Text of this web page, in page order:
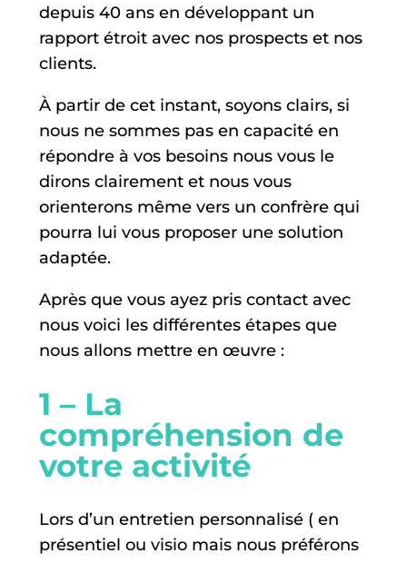
depuis 40 ans en développant un
rapport étroit avec nos prospects et nos
clients.
À partir de cet instant, soyons clairs, si
nous ne sommes pas en capacité en
répondre à vos besoins nous vous le
dirons clairement et nous vous
orienterons même vers un confrère qui
pourra lui vous proposer une solution
adaptée.
Après que vous ayez pris contact avec
nous voici les différentes étapes que
nous allons mettre en œuvre :
1 – La
compréhension de
votre activité
Lors d’un entretien personnalisé ( en
présentiel ou visio mais nous préférons